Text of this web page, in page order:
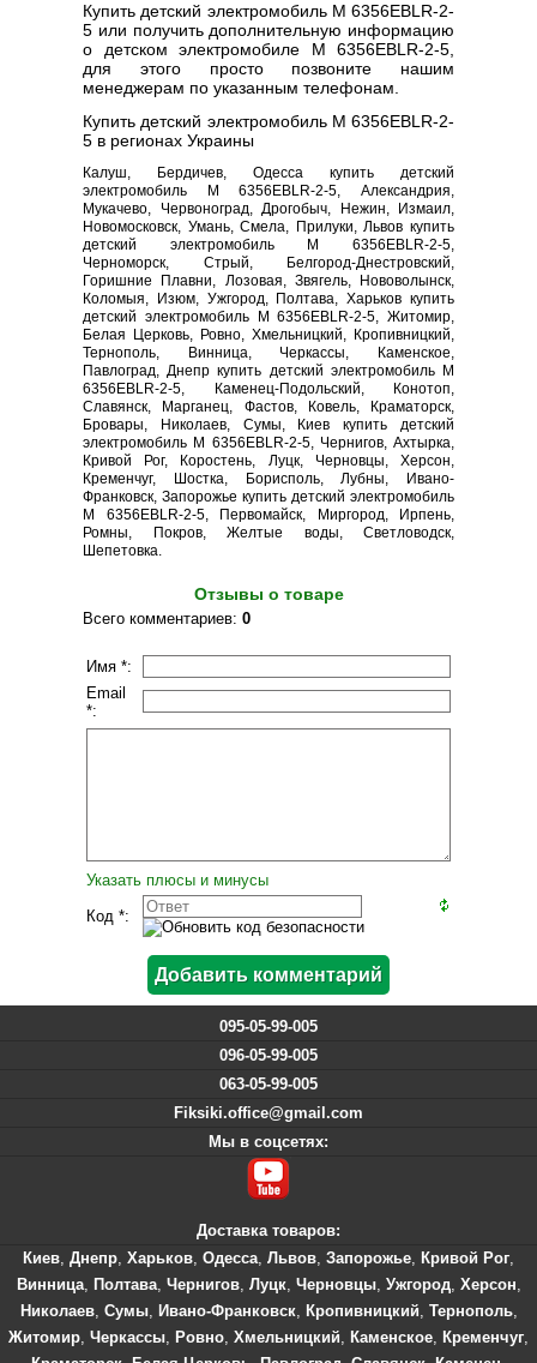
Купить детский электромобиль M 6356EBLR-2-
5 или получить дополнительную информацию
о детском электромобиле M 6356EBLR-2-5,
для этого просто позвоните нашим
менеджерам по указанным телефонам.
Купить детский электромобиль M 6356EBLR-2-
5 в регионах Украины
Калуш, Бердичев, Одесса купить детский
электромобиль M 6356EBLR-2-5, Александрия,
Мукачево, Червоноград, Дрогобыч, Нежин, Измаил,
Новомосковск, Умань, Смела, Прилуки, Львов купить
детский электромобиль M 6356EBLR-2-5,
Черноморск, Стрый, Белгород-Днестровский,
Горишние Плавни, Лозовая, Звягель, Нововолынск,
Коломыя, Изюм, Ужгород, Полтава, Харьков купить
детский электромобиль M 6356EBLR-2-5, Житомир,
Белая Церковь, Ровно, Хмельницкий, Кропивницкий,
Тернополь, Винница, Черкассы, Каменское,
Павлоград, Днепр купить детский электромобиль M
6356EBLR-2-5, Каменец-Подольский, Конотоп,
Славянск, Марганец, Фастов, Ковель, Краматорск,
Бровары, Николаев, Сумы, Киев купить детский
электромобиль M 6356EBLR-2-5, Чернигов, Ахтырка,
Кривой Рог, Коростень, Луцк, Черновцы, Херсон,
Кременчуг, Шостка, Борисполь, Лубны, Ивано-
Франковск, Запорожье купить детский электромобиль
M 6356EBLR-2-5, Первомайск, Миргород, Ирпень,
Ромны, Покров, Желтые воды, Светловодск,
Шепетовка.
Отзывы о товаре
Всего комментариев: 0
Имя *:
Email
*:
Указать плюсы и минусы
Код *:
095-05-99-005
096-05-99-005
063-05-99-005
Fiksiki.office@gmail.com
Мы в соцсетях:
Доставка товаров:
Киев, Днепр, Харьков, Одесса, Львов, Запорожье, Кривой Рог,
Винница, Полтава, Чернигов, Луцк, Черновцы, Ужгород, Херсон,
Николаев, Сумы, Ивано-Франковск, Кропивницкий, Тернополь,
Житомир, Черкассы, Ровно, Хмельницкий, Каменское, Кременчуг,